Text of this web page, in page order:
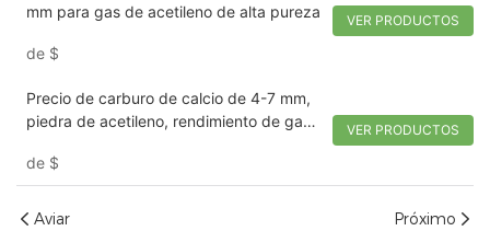
mm para gas de acetileno de alta pureza
de $
VER PRODUCTOS
Precio de carburo de calcio de 4-7 mm,
piedra de acetileno, rendimiento de gas:
de $
VER PRODUCTOS
Aviar Próximo